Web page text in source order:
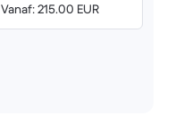
Vanaf: 215.00 EUR